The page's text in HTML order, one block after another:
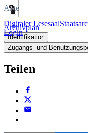
Digitaler Lesesaal
Login
Akte
Archivplan
Identifikation
Zugangs- und
Teilen